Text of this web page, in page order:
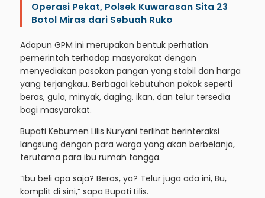
Operasi Pekat, Polsek Kuwarasan Sita 23
Botol Miras dari Sebuah Ruko
Adapun GPM ini merupakan bentuk perhatian
pemerintah terhadap masyarakat dengan
menyediakan pasokan pangan yang stabil dan harga
yang terjangkau. Berbagai kebutuhan pokok seperti
beras, gula, minyak, daging, ikan, dan telur tersedia
bagi masyarakat.
Bupati Kebumen Lilis Nuryani terlihat berinteraksi
langsung dengan para warga yang akan berbelanja,
terutama para ibu rumah tangga.
“Ibu beli apa saja? Beras, ya? Telur juga ada ini, Bu,
komplit di sini,” sapa Bupati Lilis.